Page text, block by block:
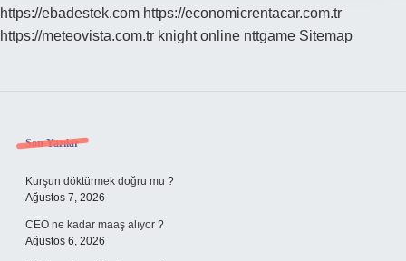
https://ebadestek.com https://economicrentacar.com.tr
https://meteovista.com.tr knight online nttgame Sitemap
Sidebar
Son Yazılar
Kurşun döktürmek doğru mu ?
Ağustos 7, 2026
CEO ne kadar maaş alıyor ?
Ağustos 6, 2026